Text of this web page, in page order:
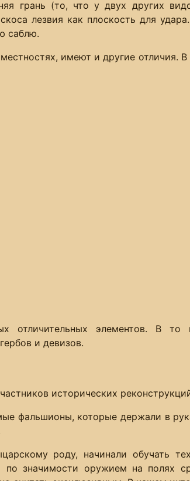
грань (то, что у двух других
лезвия как плоскость для
саблю.
имеют и другие отличия. В
отличительных элементов. В
и девизов.
исторических
фальшионы, которые держали в
роду, начинали обучать
по значимости оружием на полях